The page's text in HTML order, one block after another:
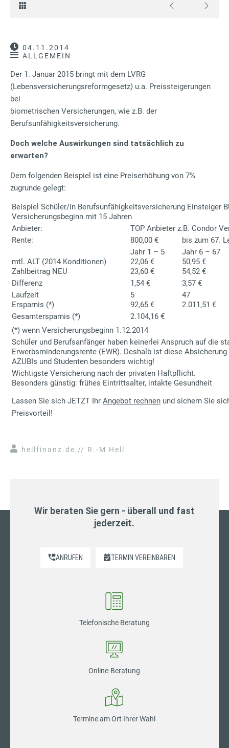
04.11.2014
ALLGEMEIN
Der 1. Januar 2015 bringt mit dem LVRG
(Lebensversicherungsreformgesetz) u.a. Preissteigerungen
bei
biometrischen Versicherungen, wie z.B. der
Berufsunfähigkeitsversicherung.
Doch welche Auswirkungen sind tatsächlich zu
erwarten?
Dem folgenden Beispiel ist eine Preiserhöhung von 7%
zugrunde gelegt:
Beispiel Schüler/in Berufsunfähigkeitsversicherung Einsteiger
Versicherungsbeginn mit 15 Jahren
Anbieter:
TOP Anbieter z.B. Condor
Rente:
800,00 €
bis zum 67.
Jahr 1 – 5
Jahr 6 – 67
mtl. ALT (2014 Konditionen)
22,06 €
50,95 €
Zahlbeitrag NEU
23,60 €
54,52 €
Differenz
1,54 €
3,57 €
Laufzeit
5
47
Ersparnis (*)
92,65 €
2.011,51 €
Gesamtersparnis (*)
2.104,16 €
(*) wenn Versicherungsbeginn 1.12.2014
Schüler und Berufsanfänger haben keinerlei Anspruch auf die
Erwerbsminderungsrente (EWR). Deshalb ist diese Absicherung
AZUBIs und Studenten besonders wichtig!
Wichtigste Versicherung nach der privaten Haftpflicht.
Besonders günstig: frühes Eintrittsalter, intakte Gesundheit
Lassen Sie sich JETZT Ihr Angebot rechnen und sichern Sie
Preisvorteil!
hellfinanz.de // R.-M Hell
Wir beraten Sie gern - überall und fast
jederzeit.
ANRUFEN TERMIN VEREINBAREN
Telefonische Beratung
Online-Beratung
Termine am Ort Ihrer Wahl